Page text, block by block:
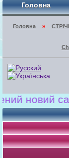
Головна
Головна »
новий